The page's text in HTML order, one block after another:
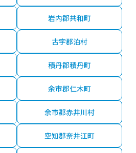
岩内郡共和町
古宇郡泊村
積丹郡積丹町
余市郡仁木町
余市郡赤井川村
空知郡奈井江町